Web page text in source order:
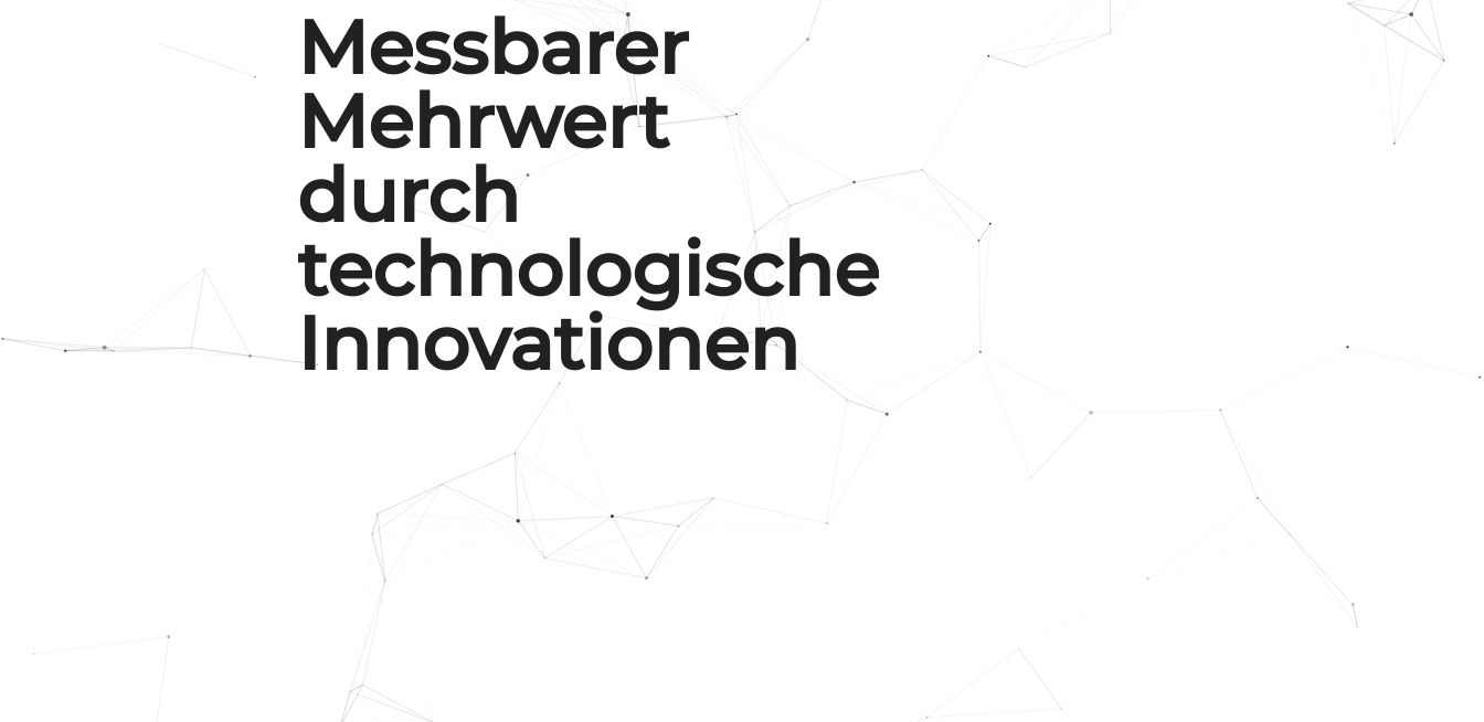
Messbarer
Mehrwert
durch
technologische
Innovationen